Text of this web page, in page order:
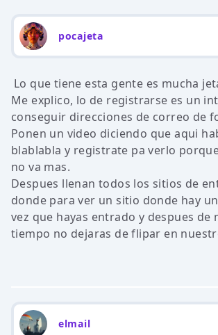
pocajeta
Lo que tiene esta gente es mucha
Me explico, lo de registrarse es un
conseguir direcciones de correo de
Ponen un video diciendo que aqui
blablabla y registrate pa verlo
no va mas.
Despues llenan todos los sitios de
donde para ver un sitio donde hay
vez que hayas entrado y despues de
tiempo no dejaras de flipar en
elmail